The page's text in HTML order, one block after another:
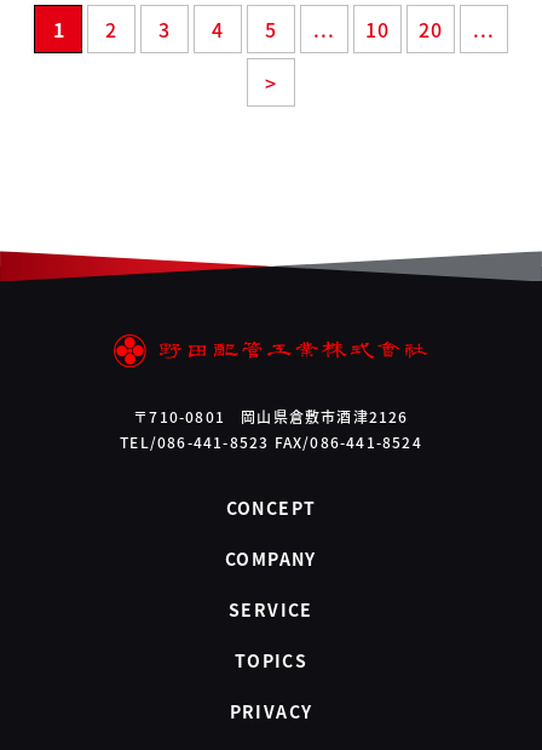
1 2 3 4 5 ... 10 20
...
>
〒710-0801 岡山県倉敷市酒津2126
TEL/086-441-8523 FAX/086-441-8524
CONCEPT
COMPANY
SERVICE
TOPICS
PRIVACY